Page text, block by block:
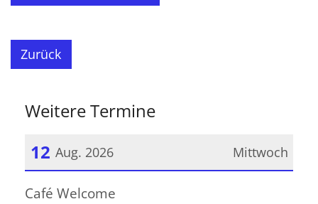
Zurück
Weitere Termine
Mittwoch
12 Aug. 2026
Datum: 12. August 2026
Café Welcome